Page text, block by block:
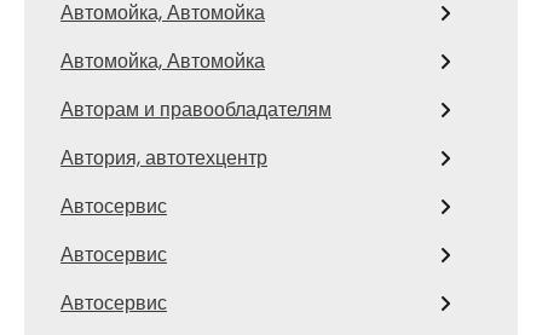
Автомойка, Автомойка
Автомойка, Автомойка
Авторам и правообладателям
Автория, автотехцентр
Автосервис
Автосервис
Автосервис